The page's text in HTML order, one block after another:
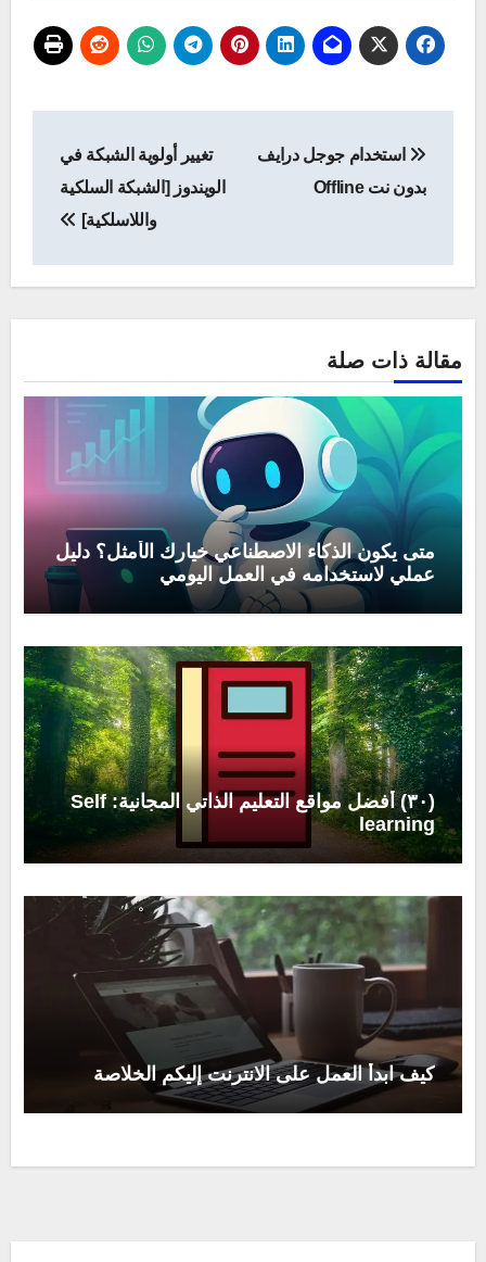
المقالات
استخدام جوجل درايف
بدون نت Offline
تغيير أولوية الشبكة في
الويندوز [الشبكة السلكية
واللاسلكية]
مقالة ذات صلة
متى يكون الذكاء الاصطناعي خيارك الأمثل؟ دليل
عملي لاستخدامه في العمل اليومي
(٣٠) أفضل مواقع التعليم الذاتي المجانية: Self
learning
كيف ابدأ العمل على الانترنت إليكم الخلاصة